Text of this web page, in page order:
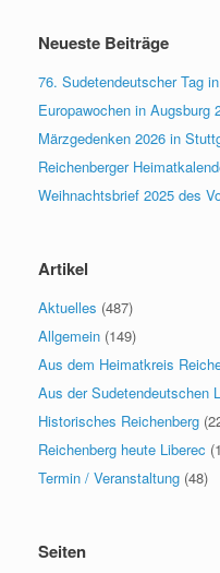
Neueste Beiträge
76. Sudetendeutscher Tag
Europawochen in Augsburg
Märzgedenken 2026 in
Reichenberger
Weihnachtsbrief 2025 des
Artikel
Aktuelles (487)
Allgemein (149)
Aus dem Heimatkreis
Aus der Sudetendeutschen
Historisches Reichenberg
Reichenberg heute Liberec
Termin / Veranstaltung (48)
Seiten